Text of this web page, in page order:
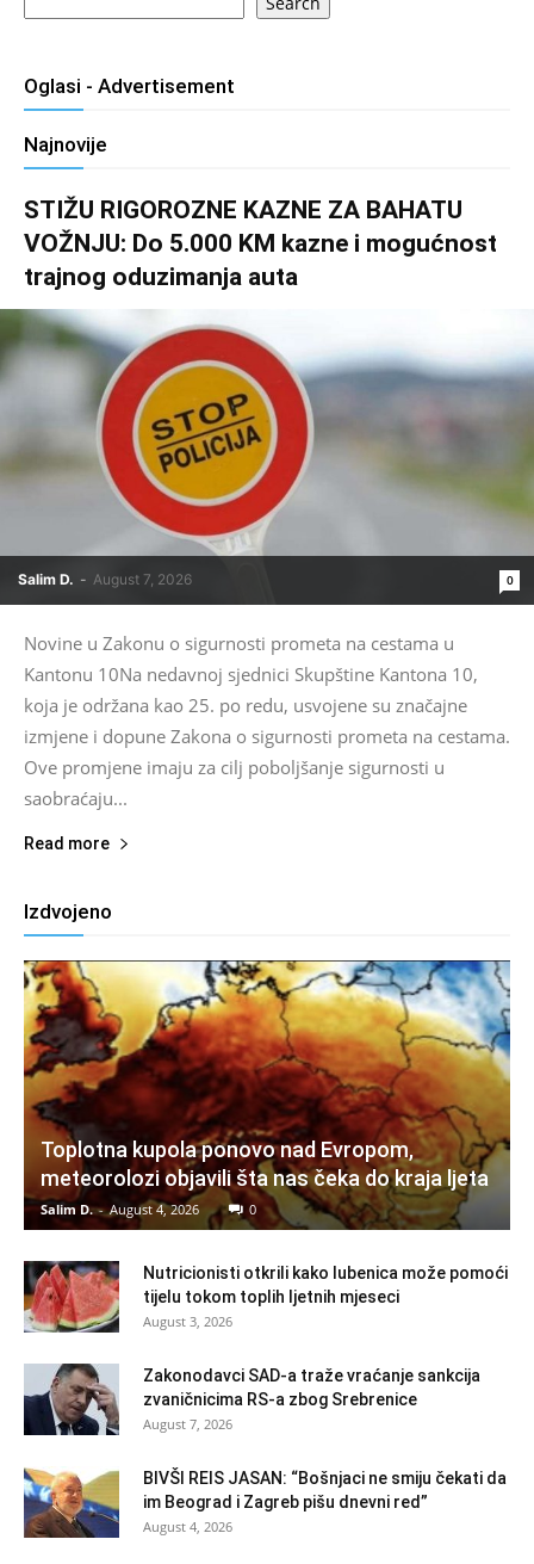
Oglasi - Advertisement
Najnovije
STIŽU RIGOROZNE KAZNE ZA BAHATU
VOŽNJU: Do 5.000 KM kazne i mogućnost
trajnog oduzimanja auta
Salim D. - August 7, 2026 0
Novine u Zakonu o sigurnosti prometa na cestama u
Kantonu 10Na nedavnoj sjednici Skupštine Kantona 10,
koja je održana kao 25. po redu, usvojene su značajne
izmjene i dopune Zakona o sigurnosti prometa na cestama.
Ove promjene imaju za cilj poboljšanje sigurnosti u
saobraćaju...
Read more
Izdvojeno
Toplotna kupola ponovo nad Evropom,
meteorolozi objavili šta nas čeka do kraja ljeta
Salim D. - August 4, 2026 0
Nutricionisti otkrili kako lubenica može pomoći
tijelu tokom toplih ljetnih mjeseci
August 3, 2026
Zakonodavci SAD-a traže vraćanje sankcija
zvaničnicima RS-a zbog Srebrenice
August 7, 2026
BIVŠI REIS JASAN: “Bošnjaci ne smiju čekati da
im Beograd i Zagreb pišu dnevni red”
August 4, 2026